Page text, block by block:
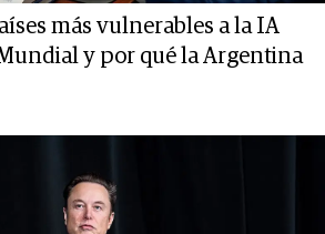
más vulnerables a la IA
y por qué la Argentina